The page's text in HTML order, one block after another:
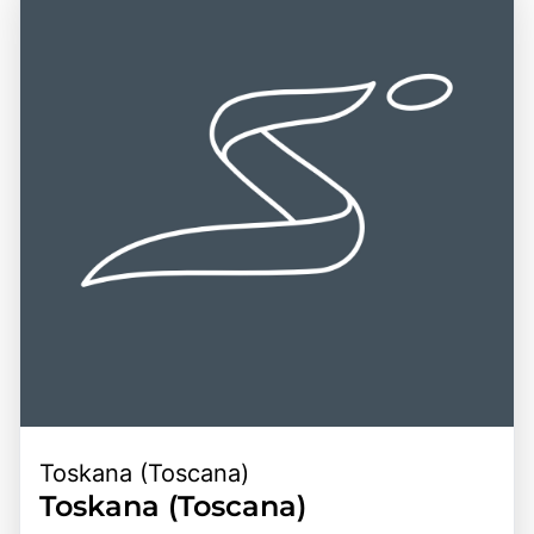
italienischen Küste zu erleben, die lokale Kultur zu
entdecken und unvergessliche Erinnerungen zu schaffen.
Die Kombination aus atemberaubender Natur, reicher
Geschichte und kulinarischen Genüssen macht Cinque
Terre zu einem unvergesslichen Ziel für Reisende.
der historischen Bedeutung und der Vielzahl an
Freizeitmöglichkeiten macht Cinque Terre zu einem
bereichernden Erlebnis für alle, die die Faszination dieser
einzigartigen Region entdecken möchten.
Toskana (Toscana)
Toskana (Toscana)